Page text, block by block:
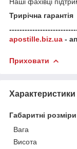
Трирічна гарантія
apostille.biz.ua -
Приховати
Характеристики
Габаритні розміри
Вага
Висота